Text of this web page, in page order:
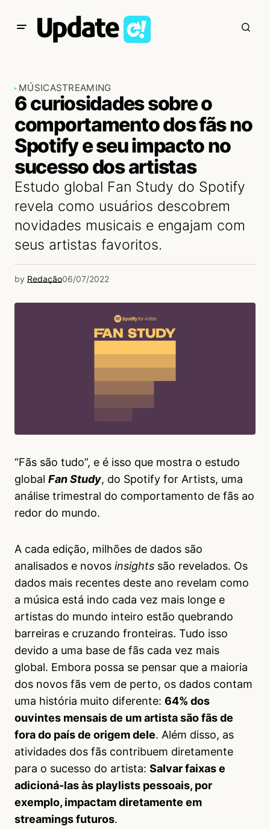
MÚSICASTREAMING
6 curiosidades sobre o
comportamento dos fãs no
Spotify e seu impacto no
sucesso dos artistas
Estudo global Fan Study do Spotify
revela como usuários descobrem
novidades musicais e engajam com
seus artistas favoritos.
by Redação06/07/2022
“Fãs são tudo”, e é isso que mostra o estudo
global Fan Study, do Spotify for Artists, uma
análise trimestral do comportamento de fãs ao
redor do mundo.
A cada edição, milhões de dados são
analisados e novos insights são revelados. Os
dados mais recentes deste ano revelam como
a música está indo cada vez mais longe e
artistas do mundo inteiro estão quebrando
barreiras e cruzando fronteiras. Tudo isso
devido a uma base de fãs cada vez mais
global. Embora possa se pensar que a maioria
dos novos fãs vem de perto, os dados contam
uma história muito diferente: 64% dos
ouvintes mensais de um artista são fãs de
fora do país de origem dele. Além disso, as
atividades dos fãs contribuem diretamente
para o sucesso do artista: Salvar faixas e
adicioná-las às playlists pessoais, por
exemplo, impactam diretamente em
streamings futuros.